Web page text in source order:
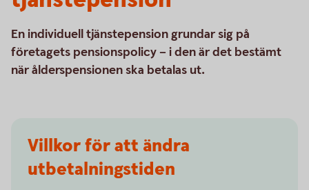
En individuell tjänstepension grundar sig på
företagets pensionspolicy – i den är det bestämt
när ålderspensionen ska betalas ut.
Villkor för att ändra
utbetalningstiden